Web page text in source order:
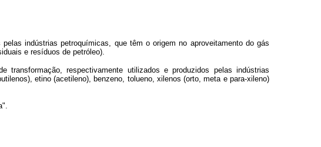
indústrias petroquímicas, que têm o origem no aproveitamento do gás
e resíduos de petróleo).
respectivamente utilizados e produzidos pelas indústrias
etino (acetileno), benzeno, tolueno, xilenos (orto, meta e para-xileno)